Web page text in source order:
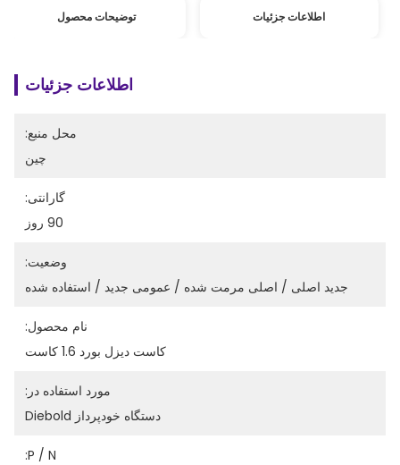
اطلاعات جزئیات توضیحات محصول
اطلاعات جزئیات
محل منبع:
چين
گارانتی:
90 روز
وضعیت:
جدید اصلی / اصلی مرمت شده / عمومی جدید / استفاده شده
نام محصول:
کاست دیزل بورد 1.6 کاست
مورد استفاده در:
دستگاه خودپرداز Diebold
P / N: